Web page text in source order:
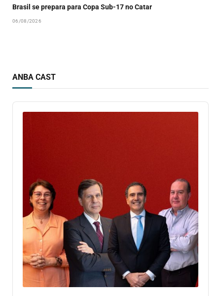
Brasil se prepara para Copa Sub-17 no Catar
06/08/2026
ANBA CAST
Audio
Player